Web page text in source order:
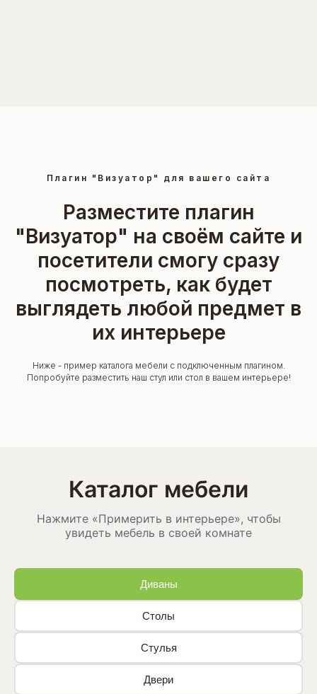
Плагин "Визуатор" для вашего сайта
Разместите плагин
"Визуатор" на своём сайте и
посетители смогу сразу
посмотреть, как будет
выглядеть любой предмет в
их интерьере
Ниже - пример каталога мебели с подключенным плагином.
Попробуйте разместить наш стул или стол в вашем интерьере!
Каталог мебели
Нажмите «Примерить в интерьере», чтобы
увидеть мебель в своей комнате
Диваны
Столы
Стулья
Двери